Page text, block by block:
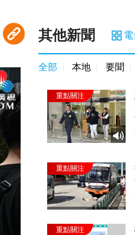
其他新聞 電
全部 本地 要聞